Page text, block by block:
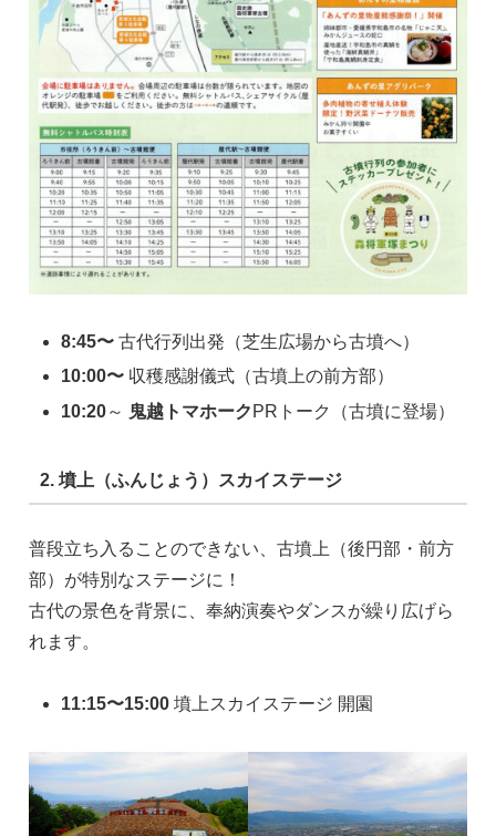
8:45〜 古代行列出発（芝生広場から古墳へ）
10:00〜 収穫感謝儀式（古墳上の前方部）
10:20～ 鬼越トマホーク PRトーク（古墳に登場）
2. 墳上（ふんじょう）スカイステージ
普段立ち入ることのできない、古墳上（後円部・前方
部）が特別なステージに！
古代の景色を背景に、奉納演奏やダンスが繰り広げら
れます。
11:15〜15:00 墳上スカイステージ 開園